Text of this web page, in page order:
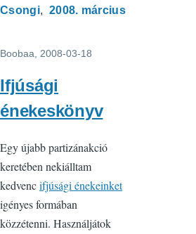
Csongi 2008. március
Boobaa , 2008-03-18
Ifjúsági
énekeskönyv
Egy újabb partizánakció
keretében nekiálltam
kedvencifjúsági énekeinket
igényes formában
közzétenni. Használjátok